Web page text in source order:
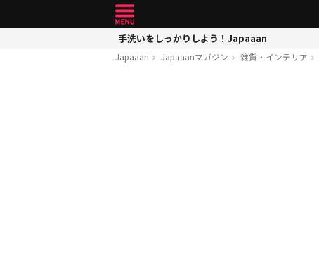
手洗いをしっかりしよう！Japaaan
Japaaan Japaaanマガジン 雑貨・インテリア